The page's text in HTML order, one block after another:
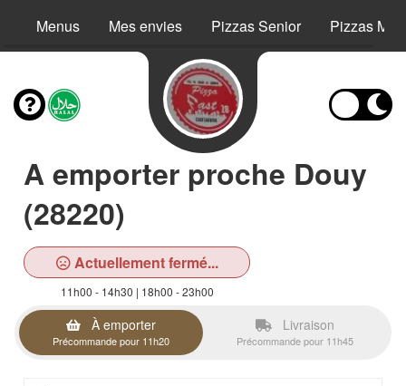
Menus Mes envies Pizzas Senior Pizzas
A emporter proche Douy
(28220)
Actuellement fermé...
11h00 - 14h30 | 18h00 - 23h00
À emporter
Précommande pour 11h20
Livraison
Précommande pour 11h45